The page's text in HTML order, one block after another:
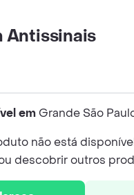
Antissinais
emGrande São
não está
descobrir outros